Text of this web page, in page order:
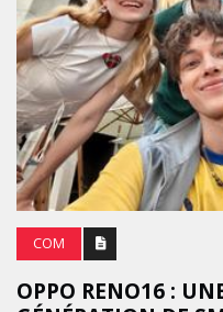
COM
OPPO RENO16 :